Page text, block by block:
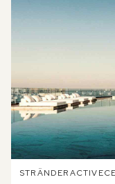
STRÄNDERACTIVE